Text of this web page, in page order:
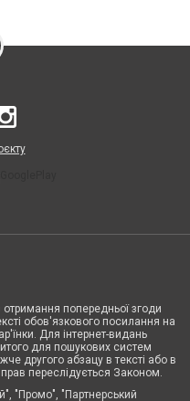
отримання попередньої згоди
обов'язкового посилання на
Для інтернет-видань
для пошукових систем
другого абзацу в тексті або в
переслідується Законом.
"Промо", "Партнерський